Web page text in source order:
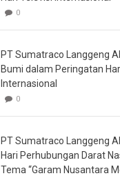
0
PT Sumatraco Langgeng
Bumi dalam Peringatan
Internasional
0
PT Sumatraco Langgeng
Hari Perhubungan Darat
Tema “Garam Nusantara